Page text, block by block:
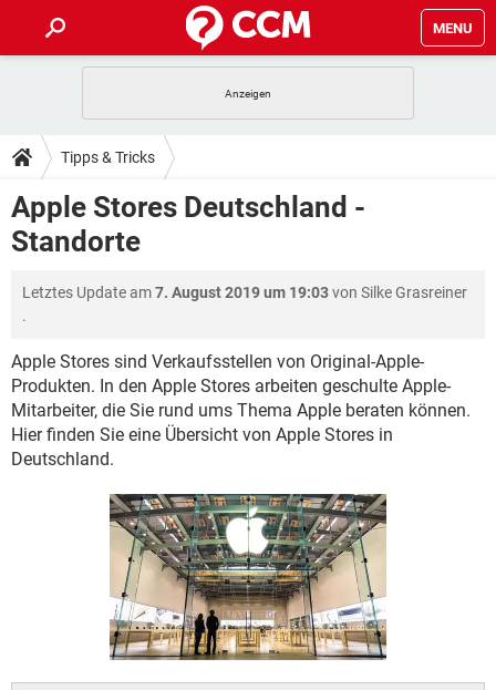
MENU
ANDROID
WINDOWS 10 INSTAGRAM
WHATSAPP
TIPPS & TRICKS
SPIELE
ANDROID IOS
WHATSAPP TIKTOK
DOWNLOADS
SPIELE
WHATSAPP
FACEBOOK HARDWARE
FORUM
SPIELE STREAMING
WINDOWS 10 INSTAGRAM
WHATSAPP TIKTOK
HARDWARE
SPIELE STREAMING
ANDROID IOS
WINDOWS 10 INSTAGRAM
WHATSAPP
HARDWARE
Tipps & Tricks
Apple Stores Deutschland -
Standorte
Letztes Update am7. August 2019 um 19:03von Silke Grasreiner
.
Apple Stores sind Verkaufsstellen von Original-Apple-
Produkten. In den Apple Stores arbeiten geschulte Apple-
Mitarbeiter, die Sie rund ums Thema Apple beraten können.
Hier finden Sie eine Übersicht von Apple Stores in
Deutschland.